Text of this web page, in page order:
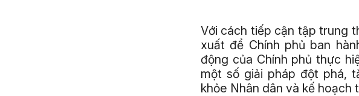
Với cách tiếp cận tập trung
xuất để Chính phủ ban
động của Chính phủ thực
một số giải pháp đột phá,
khỏe Nhân dân và kế hoạch